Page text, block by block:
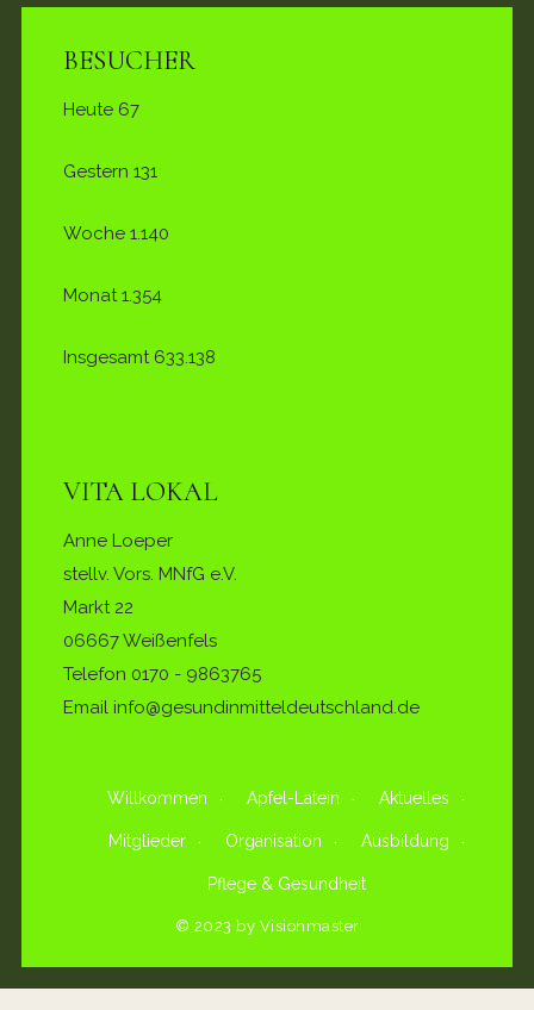
BESUCHER
Heute 67
Gestern 131
Woche 1.140
Monat1.354
Insgesamt 633.138
VITA LOKAL
Anne Loeper
stellv. Vors. MNfG e.V.
Markt 22
06667 Weißenfels
Telefon 0170 - 9863765
Email info@gesundinmitteldeutschland.de
Willkommen Apfel-Latein Aktuelles
Mitglieder Organisation Ausbildung
Pflege & Gesundheit
© 2023 by Visionmaster